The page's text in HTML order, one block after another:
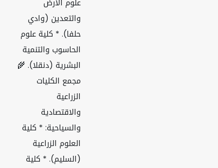
والتعدين (وادي
حلفا). * كلية علوم
الحاسوب والتنمية
البشرية (دنقلا). 🌾
مجمع الكليات
الزراعية
والاقتصادية
والسياحية: * كلية
العلوم الزراعية
(السليم). * كلية